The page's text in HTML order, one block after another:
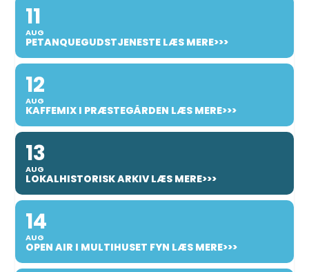
11
AUG
PETANQUEGUDSTJENESTE LÆS MERE>>>
12
AUG
KAFFEMIX I PRÆSTEGÅRDEN LÆS MERE>>>
13
AUG
LOKALHISTORISK ARKIV LÆS MERE>>>
14
AUG
OPEN AIR I MULTIHUSET FYN LÆS MERE>>>